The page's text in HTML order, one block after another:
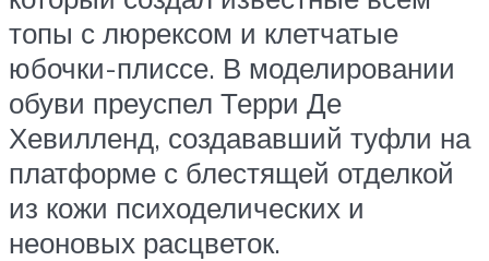
топы с люрексом и клетчатые
юбочки-плиссе. В моделировании
обуви преуспел Терри Де
Хевилленд, создававший туфли на
платформе с блестящей отделкой
из кожи психоделических и
неоновых расцветок.